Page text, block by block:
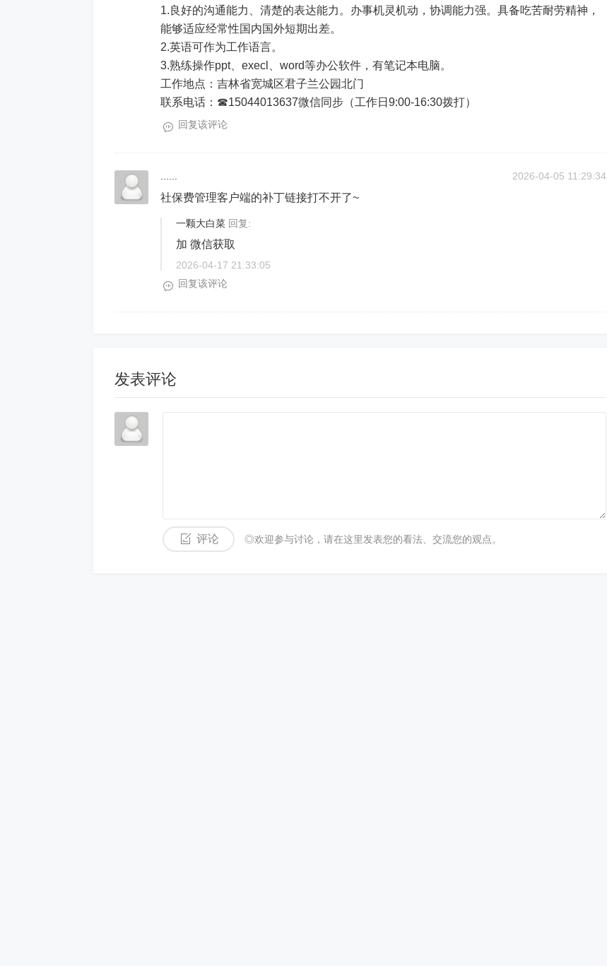
1.良好的沟通能力、清楚的表达能力。办事机灵机动，协调能力强。具备吃苦耐劳精神，
能够适应经常性国内国外短期出差。
2.英语可作为工作语言。
3.熟练操作ppt、execl、word等办公软件，有笔记本电脑。
工作地点：吉林省宽城区君子兰公园北门
联系电话：☎15044013637微信同步（工作日9:00-16:30拨打）
回复该评论
2026-04-05 11:29:34
社保费管理客户端的补丁链接打不开了~
一颗大白菜 回复:
加 微信获取
2026-04-17 21:33:05
回复该评论
发表评论
评论 ◎欢迎参与讨论，请在这里发表您的看法、交流您的观点。